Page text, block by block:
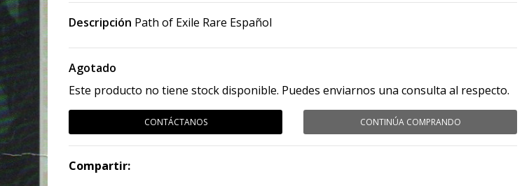
Descripción Path of Exile Rare Español
Agotado
Este producto no tiene stock disponible. Puedes enviarnos una consulta al respecto.
CONTÁCTANOS CONTINÚA COMPRANDO
Compartir: